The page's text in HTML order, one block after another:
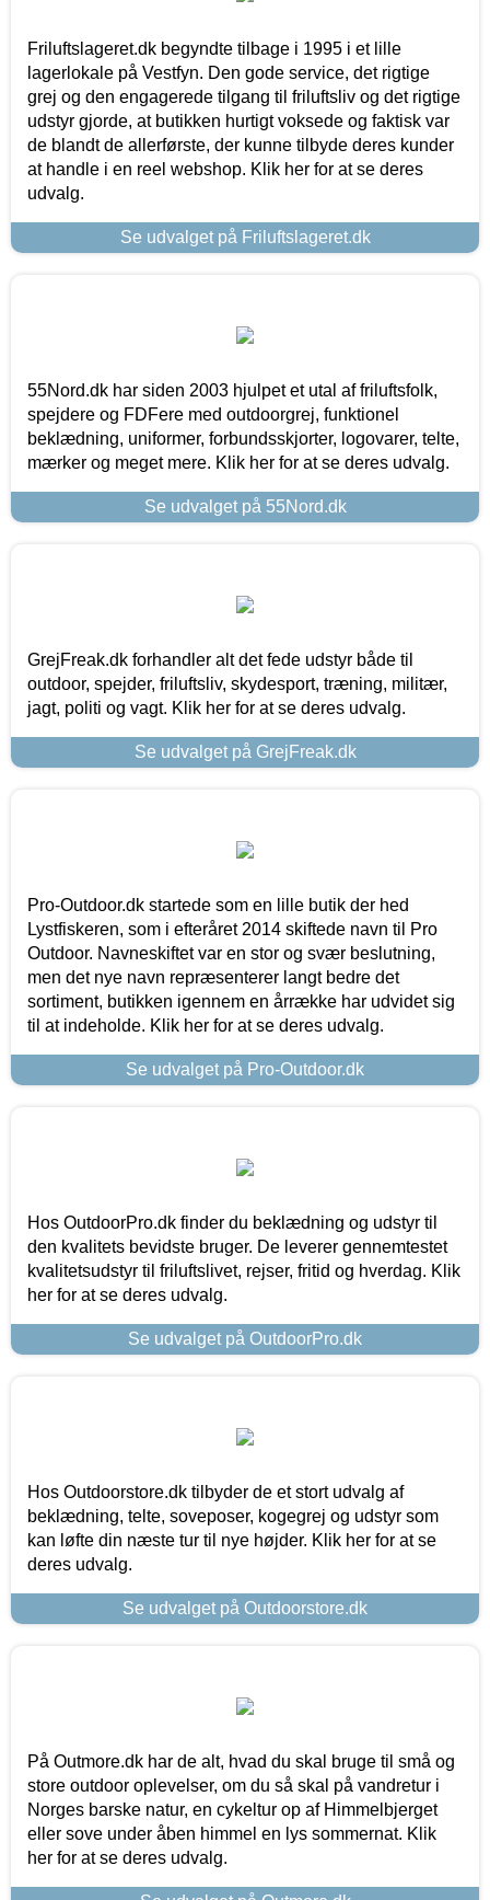
Friluftslageret.dk begyndte tilbage i 1995 i et lille
lagerlokale på Vestfyn. Den gode service, det rigtige
grej og den engagerede tilgang til friluftsliv og det rigtige
udstyr gjorde, at butikken hurtigt voksede og faktisk var
de blandt de allerførste, der kunne tilbyde deres kunder
at handle i en reel webshop. Klik her for at se deres
udvalg.
Se udvalget på Friluftslageret.dk
55Nord.dk har siden 2003 hjulpet et utal af friluftsfolk,
spejdere og FDFere med outdoorgrej, funktionel
beklædning, uniformer, forbundsskjorter, logovarer, telte,
mærker og meget mere. Klik her for at se deres udvalg.
Se udvalget på 55Nord.dk
GrejFreak.dk forhandler alt det fede udstyr både til
outdoor, spejder, friluftsliv, skydesport, træning, militær,
jagt, politi og vagt. Klik her for at se deres udvalg.
Se udvalget på GrejFreak.dk
Pro-Outdoor.dk startede som en lille butik der hed
Lystfiskeren, som i efteråret 2014 skiftede navn til Pro
Outdoor. Navneskiftet var en stor og svær beslutning,
men det nye navn repræsenterer langt bedre det
sortiment, butikken igennem en årrække har udvidet sig
til at indeholde. Klik her for at se deres udvalg.
Se udvalget på Pro-Outdoor.dk
Hos OutdoorPro.dk finder du beklædning og udstyr til
den kvalitets bevidste bruger. De leverer gennemtestet
kvalitetsudstyr til friluftslivet, rejser, fritid og hverdag. Klik
her for at se deres udvalg.
Se udvalget på OutdoorPro.dk
Hos Outdoorstore.dk tilbyder de et stort udvalg af
beklædning, telte, soveposer, kogegrej og udstyr som
kan løfte din næste tur til nye højder. Klik her for at se
deres udvalg.
Se udvalget på Outdoorstore.dk
På Outmore.dk har de alt, hvad du skal bruge til små og
store outdoor oplevelser, om du så skal på vandretur i
Norges barske natur, en cykeltur op af Himmelbjerget
eller sove under åben himmel en lys sommernat. Klik
her for at se deres udvalg.